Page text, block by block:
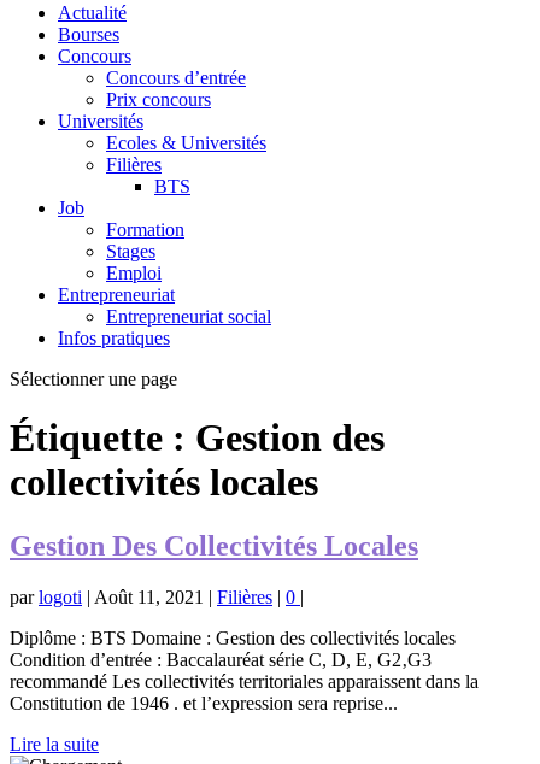
Actualité
Bourses
Concours
Concours d’entrée
Prix concours
Universités
Ecoles & Universités
Filières
BTS
Job
Formation
Stages
Emploi
Entrepreneuriat
Entrepreneuriat social
Infos pratiques
Sélectionner une page
Étiquette : Gestion des
collectivités locales
Gestion Des Collectivités Locales
parlogoti | Août 11, 2021 | Filières | 0 |
Diplôme : BTS Domaine : Gestion des collectivités locales
Condition d’entrée : Baccalauréat série C, D, E, G2‚G3
recommandé Les collectivités territoriales apparaissent dans la
Constitution de 1946 . et l’expression sera reprise...
Lire la suite